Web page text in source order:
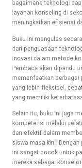
bagaimana teknologi
layanan konseling di
meningkatkan efisiensi
Buku ini mengulas
dari penguasaan
inovasi dalam metode
Pembaca akan dipandu
memanfaatkan berbagai
yang lebih fleksibel,
yang memiliki
Selain itu, buku ini juga
kompetensi melalui
dan efektif dalam
siswa masa kini. Dengan
ini sangat cocok untuk
mereka sebagai konselor